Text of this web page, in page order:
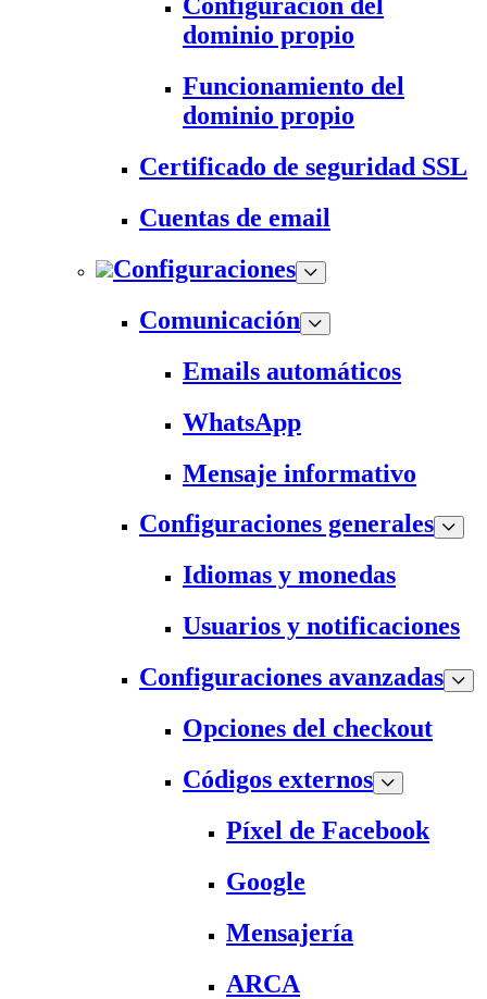
Configuración del
dominio propio
Funcionamiento del
dominio propio
Certificado de seguridad SSL
Cuentas de email
Configuraciones
Comunicación
Emails automáticos
WhatsApp
Mensaje informativo
Configuraciones generales
Idiomas y monedas
Usuarios y notificaciones
Configuraciones avanzadas
Opciones del checkout
Códigos externos
Píxel de Facebook
Google
Mensajería
ARCA